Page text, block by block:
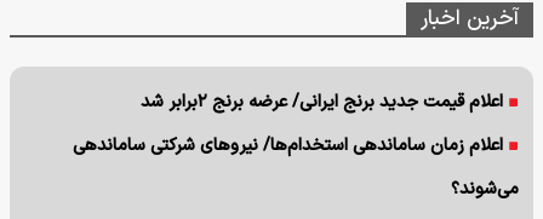
آخرین اخبار
اعلام قیمت جدید برنج ایرانی/ عرضه برنج ۲برابر شد
اعلام زمان ساماندهی استخدام‌‌ها/ نیروهای شرکتی ساماندهی
می‌شوند؟